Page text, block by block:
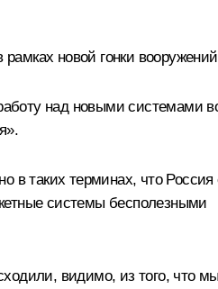
новой гонки
над новыми системами
в таких терминах, что Россия
системы бесполезными
видимо, из того, что